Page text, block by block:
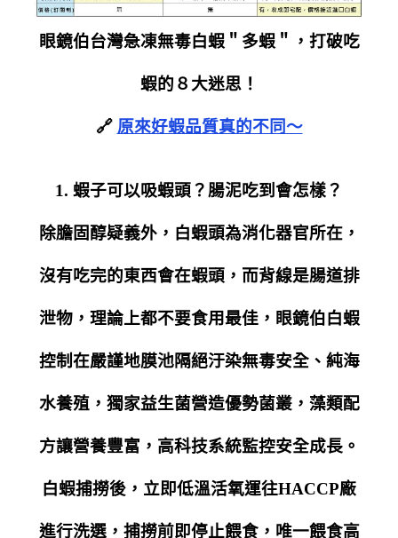
眼鏡伯台灣急凍無毒白蝦＂多蝦＂，打破吃
蝦的８大迷思！
🔗 原來好蝦品質真的不同～
1. 蝦子可以吸蝦頭？腸泥吃到會怎樣？
除膽固醇疑義外，白蝦頭為消化器官所在，
沒有吃完的東西會在蝦頭，而背線是腸道排
泄物，理論上都不要食用最佳，眼鏡伯白蝦
控制在嚴謹地膜池隔絕汙染無毒安全、純海
水養殖，獨家益生菌營造優勢菌叢，藻類配
方讓營養豐富，高科技系統監控安全成長。
白蝦捕撈後，立即低溫活氧運往HACCP廠
進行洗選，捕撈前即停止餵食，唯一餵食高